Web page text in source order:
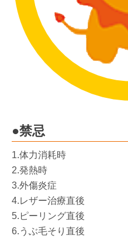
●禁忌
1.体力消耗時
2.発熱時
3.外傷炎症
4.レザー治療直後
5.ピーリング直後
6.うぶ毛そり直後